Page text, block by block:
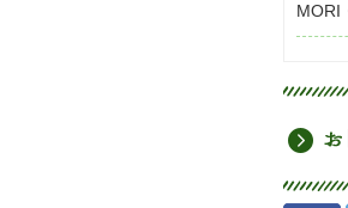
MORI